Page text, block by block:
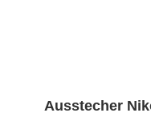
Ausstecher